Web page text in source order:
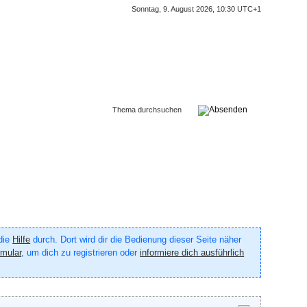
Sonntag, 9. August 2026, 10:30 UTC+1
Hilfe durch. Dort wird dir die Bedienung dieser Seite näher
, um dich zu registrieren oderinformiere dich ausführlich